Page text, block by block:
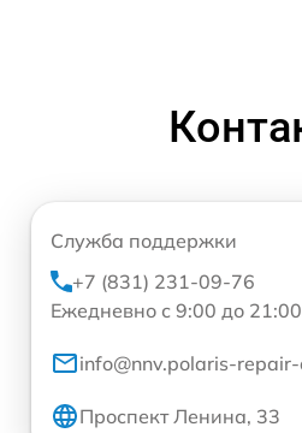
Служба поддержки
+7 (831) 231-09-76
Ежедневно с 9:00 до 21:00
info@nnv.polaris-
Проспект Ленина, 33